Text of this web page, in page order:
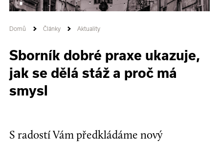
Domů Články Aktuality
Sborník dobré praxe ukazuje,
jak se dělá stáž a proč má
smysl
S radostí Vám předkládáme nový